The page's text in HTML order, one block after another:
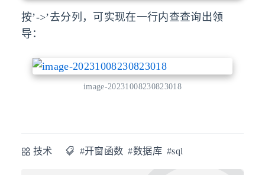
按’->’去分列，可实现在一行内查查询出领
导：
image-20231008230823018
技术 #开窗函数 #数据库 #sql